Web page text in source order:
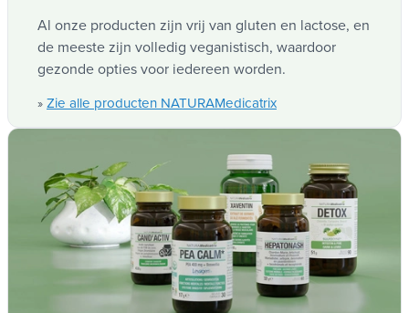
Al onze producten zijn vrij van gluten en lactose, en
de meeste zijn volledig veganistisch, waardoor
gezonde opties voor iedereen worden.
» Zie alle producten NATURAMedicatrix